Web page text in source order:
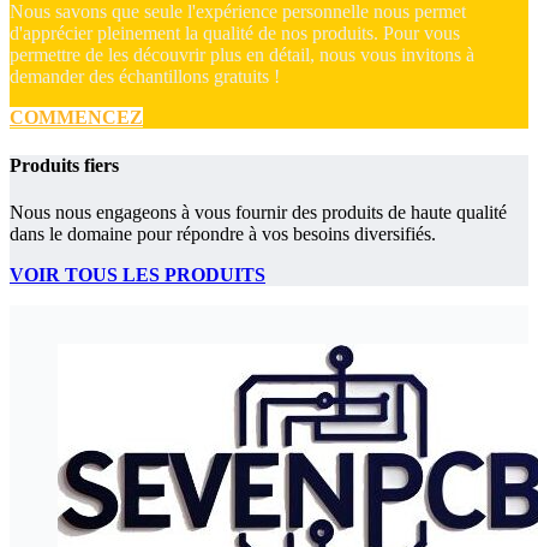
Nous savons que seule l'expérience personnelle nous permet
d'apprécier pleinement la qualité de nos produits. Pour vous
permettre de les découvrir plus en détail, nous vous invitons à
demander des échantillons gratuits !
COMMENCEZ
Produits fiers
Nous nous engageons à vous fournir des produits de haute qualité
dans le domaine pour répondre à vos besoins diversifiés.
VOIR TOUS LES PRODUITS